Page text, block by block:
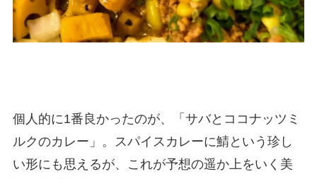
個人的に1番良かったのが、「サバとココナッツミ
ルクのカレー」。スパイスカレーに鯖という珍し
い形にも思えるが、これが予想の遥か上をいく美